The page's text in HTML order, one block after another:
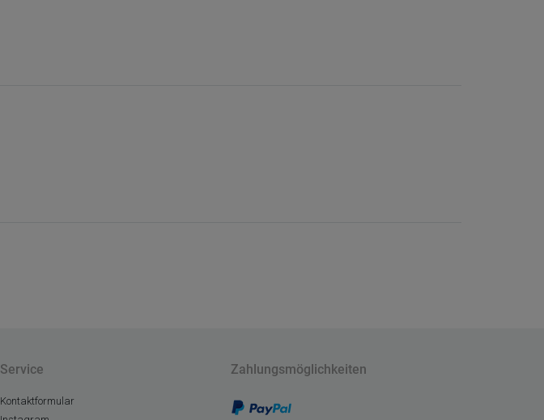
Service
Kontaktformular
Zahlungsmöglichkeiten